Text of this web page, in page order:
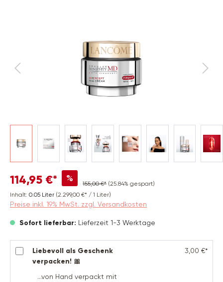
114,95 €* % 155,00 €* (25.84% gespart)
Inhalt: 0.05 Liter (2.299,00 €* / 1 Liter)
Preise inkl. 19% MwSt. zzgl. Versandkosten
Sofort lieferbar: Lieferzeit 1-3 Werktage
Liebevoll als Geschenk
verpacken! 🎀
...von Hand verpackt mit
3,00 €*